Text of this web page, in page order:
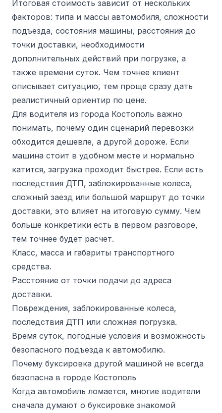
Итоговая стоимость зависит от нескольких
факторов: типа и массы автомобиля, сложности
подъезда, состояния машины, расстояния до
точки доставки, необходимости
дополнительных действий при погрузке, а
также времени суток. Чем точнее клиент
описывает ситуацию, тем проще сразу дать
реалистичный ориентир по цене.
Для водителя из города Костополь важно
понимать, почему один сценарий перевозки
обходится дешевле, а другой дороже. Если
машина стоит в удобном месте и нормально
катится, загрузка проходит быстрее. Если есть
последствия ДТП, заблокированные колеса,
сложный заезд или большой маршрут до точки
доставки, это влияет на итоговую сумму. Чем
больше конкретики есть в первом разговоре,
тем точнее будет расчет.
Класс, масса и габариты транспортного
средства.
Расстояние от точки подачи до адреса
доставки.
Повреждения, заблокированные колеса,
последствия ДТП или сложная погрузка.
Время суток, погодные условия и возможность
безопасного подъезда к автомобилю.
Почему буксировка другой машиной не всегда
безопасна в городе Костополь
Когда автомобиль ломается, многие водители
сначала думают о буксировке знакомой